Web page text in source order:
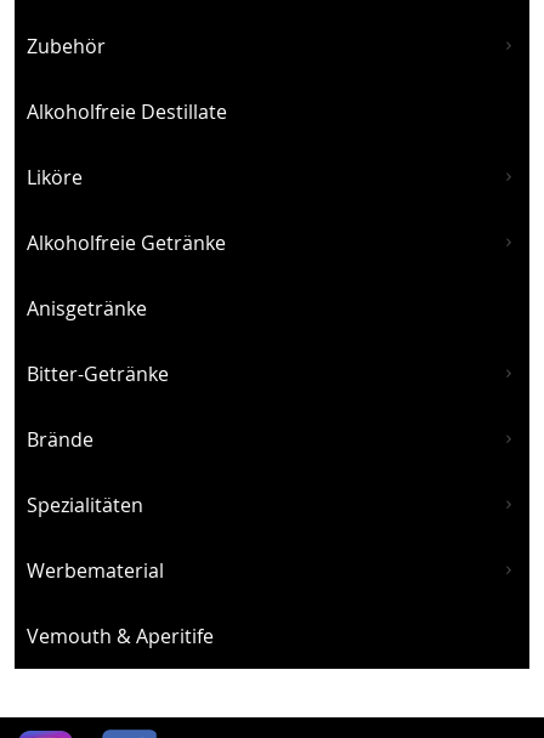
Zubehör
Alkoholfreie Destillate
Liköre
Alkoholfreie Getränke
Anisgetränke
Bitter-Getränke
Brände
Spezialitäten
Werbematerial
Vemouth & Aperitife